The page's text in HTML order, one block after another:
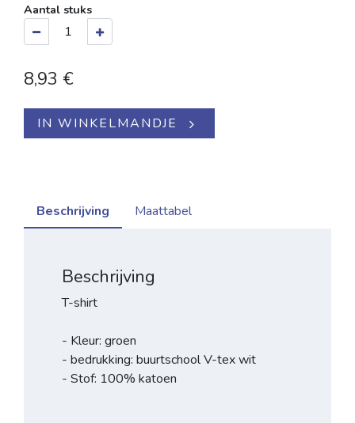
Aantal stuks
8,93 €
IN WINKELMANDJE
Beschrijving Maattabel
Beschrijving
T-shirt
- Kleur: groen
- bedrukking: buurtschool V-tex wit
- Stof: 100% katoen